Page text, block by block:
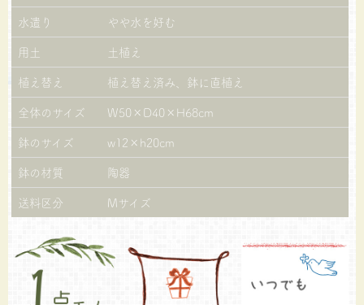
水遣り
やや水を好む
用土
土植え
植え替え
植え替え済み、鉢に直植え
全体のサイズ
W50×D40×H68cm
鉢のサイズ
w12×h20cm
鉢の材質
陶器
送料区分
Mサイズ